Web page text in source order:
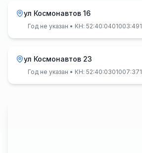
ул Космонавтов 16
Год не указан • КН: 52:40:0401003:491
ул Космонавтов 23
Год не указан • КН: 52:40:0301007:371